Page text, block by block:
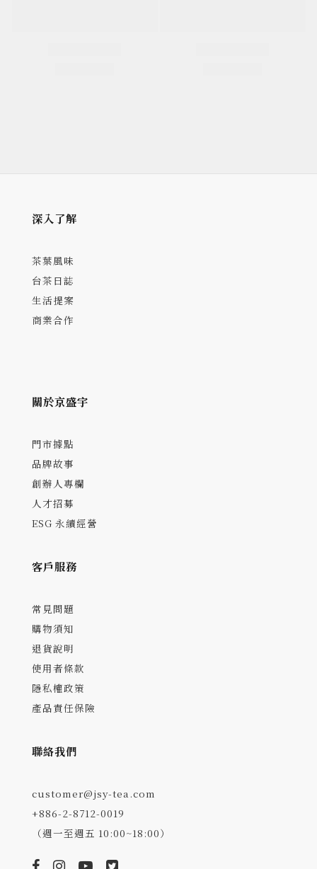
深入了解
茶葉風味
台茶日誌
生活提案
商業合作
關於京盛宇
門市據點
品牌故事
創辦人專欄
人才招募
ESG 永續經營
客戶服務
常見問題
購物須知
退貨說明
使用者條款
隱私權政策
產品責任保險
聯絡我們
customer@jsy-tea.com
+886-2-8712-0019
（週一至週五 10:00~18:00）